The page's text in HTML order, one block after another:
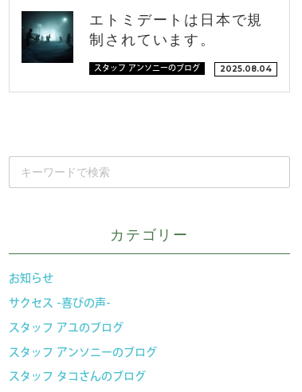
エトミデートは日本で規
制されています。
スタッフ アンソニーのブログ 2025.08.04
カテゴリー
お知らせ
サクセス -喜びの声-
スタッフ アユのブログ
スタッフ アンソニーのブログ
スタッフ タコさんのブログ